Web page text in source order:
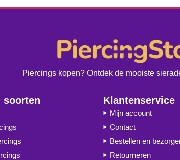
Piercings kopen? Ontdek de mooiste
soorten Klantenservice
Mijn account
Contact
Bestellen en
Retourneren